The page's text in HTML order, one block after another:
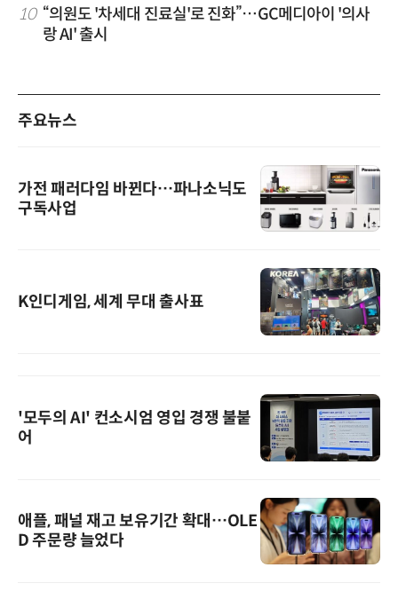
10 “의원도 '차세대 진료실'로 진화”…GC메디아이 '의사
랑 AI' 출시
주요뉴스
가전 패러다임 바뀐다…파나소닉도
구독사업
K인디게임, 세계 무대 출사표
'모두의 AI' 컨소시엄 영입 경쟁 불붙
어
애플, 패널 재고 보유기간 확대…OLE
D 주문량 늘었다